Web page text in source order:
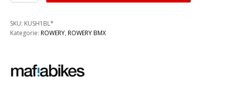
Kush1
20"
SKU: KUSH1BL*
Kategorie: ROWERY, ROWERY BMX